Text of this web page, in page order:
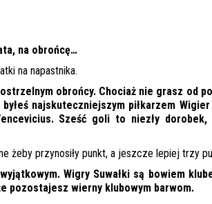
na obrońcę…
na napastnika.
obrońcy. Chociaż nie grasz od
najskuteczniejszym piłkarzem
Sześć goli to niezły
żeby przynosiły punkt, a jeszcze lepiej trzy
Wigry Suwałki są bowiem
pozostajesz wierny klubowym barwom.